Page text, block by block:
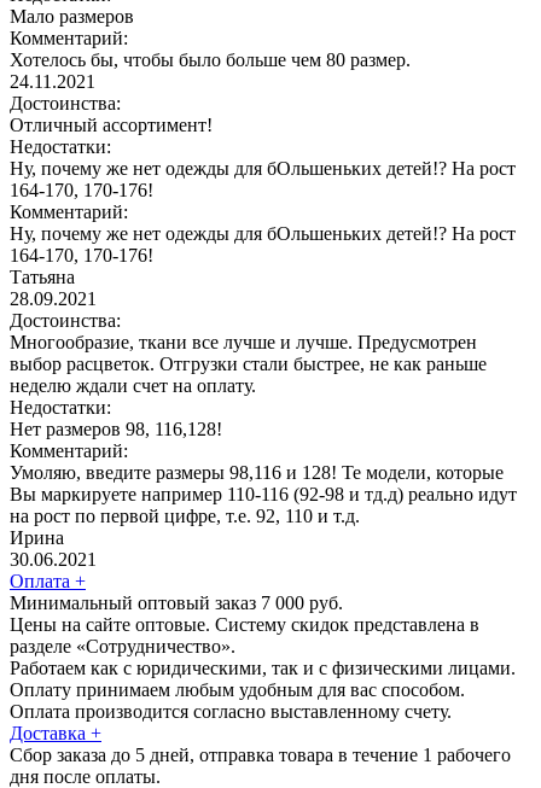
Мало размеров
Комментарий:
Хотелось бы, чтобы было больше чем 80 размер.
24.11.2021
Достоинства:
Отличный ассортимент!
Недостатки:
Ну, почему же нет одежды для бОльшеньких детей!? На рост
164-170, 170-176!
Комментарий:
Ну, почему же нет одежды для бОльшеньких детей!? На рост
164-170, 170-176!
Татьяна
28.09.2021
Достоинства:
Многообразие, ткани все лучше и лучше. Предусмотрен
выбор расцветок. Отгрузки стали быстрее, не как раньше
неделю ждали счет на оплату.
Недостатки:
Нет размеров 98, 116,128!
Комментарий:
Умоляю, введите размеры 98,116 и 128! Те модели, которые
Вы маркируете например 110-116 (92-98 и тд.д) реально идут
на рост по первой цифре, т.е. 92, 110 и т.д.
Ирина
30.06.2021
Оплата +
Минимальный оптовый заказ 7 000 руб.
Цены на сайте оптовые. Систему скидок представлена в
разделе «Сотрудничество».
Работаем как с юридическими, так и с физическими лицами.
Оплату принимаем любым удобным для вас способом.
Оплата производится согласно выставленному счету.
Доставка +
Сбор заказа до 5 дней, отправка товара в течение 1 рабочего
дня после оплаты.